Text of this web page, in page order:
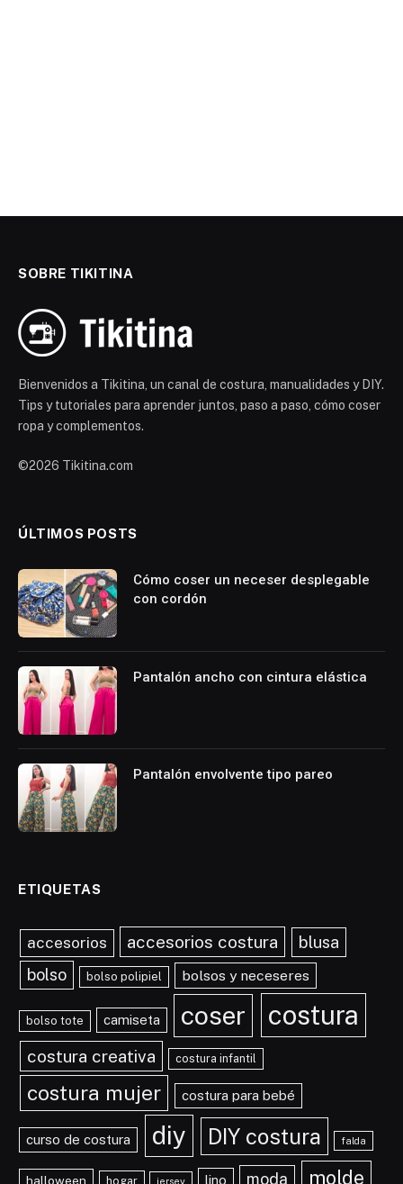
SOBRE TIKITINA
Bienvenidos a Tikitina, un canal de costura, manualidades y DIY.
Tips y tutoriales para aprender juntos, paso a paso, cómo coser
ropa y complementos.
©2026 Tikitina.com
ÚLTIMOS POSTS
Cómo coser un neceser desplegable
con cordón
Pantalón ancho con cintura elástica
Pantalón envolvente tipo pareo
ETIQUETAS
accesorios accesorios costura blusa
bolso bolso polipiel bolsos y neceseres
bolso tote camiseta coser costura
costura creativa costura infantil
costura mujer costura para bebé
curso de costura diy DIY costura falda
halloween hogar jersey lino moda molde